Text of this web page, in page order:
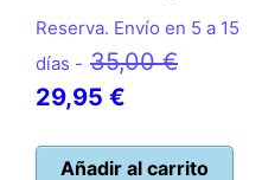
Reserva. Envío en 5 a 15
días - 35,00€El
era:
29,95 €
actual
Añadir al carrito